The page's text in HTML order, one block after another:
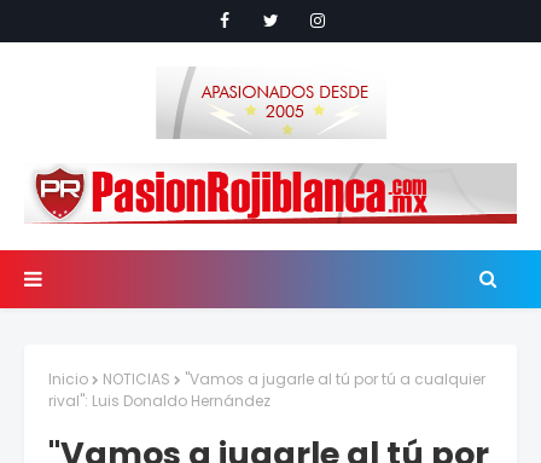
Inicio NOTICIAS
"Vamos a jugarle al tú por tú a cualquier
rival": Luis Donaldo Hernández